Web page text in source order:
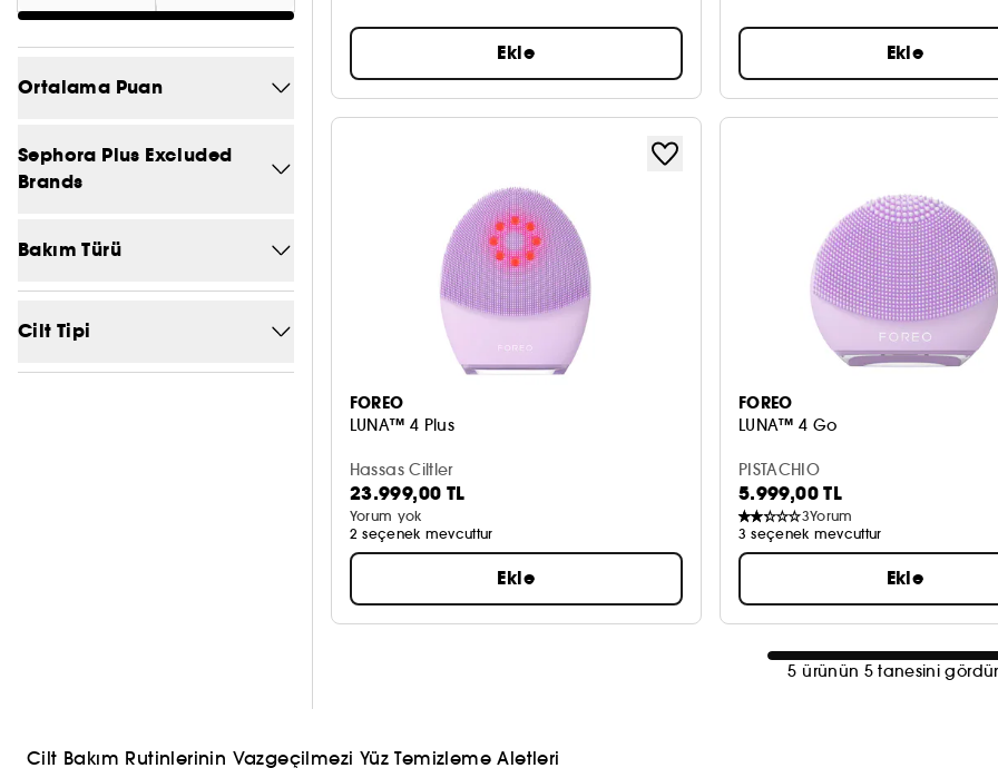
Ortalama Puan
4/5 1
Sephora Plus Excluded
Brands
Bakım Türü
3
Cilt Tipi
Ekle Ekle
FOREO
LUNA™ 4 Plus
Hassas Ciltler
23.999,00 TL
Yorum yok
2 seçenek mevcuttur
Ekle
FOREO
LUNA™ 4 Go
PISTACHIO
5.999,00 TL
3Yorum
3 seçenek mevcuttur
Ekle
5 ürünün 5 tanesini
Cilt Bakım Rutinlerinin Vazgeçilmezi Yüz Temizleme Aletleri